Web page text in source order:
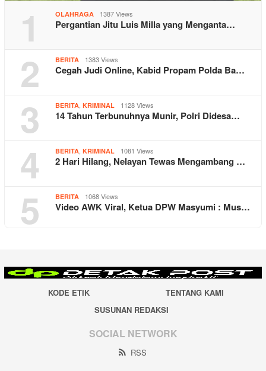
1 OLAHRAGA 1387 Views
Pergantian Jitu Luis Milla yang Menganta…
2 BERITA 1383 Views
Cegah Judi Online, Kabid Propam Polda Ba…
3 BERITA KRIMINAL 1128 Views
14 Tahun Terbunuhnya Munir, Polri Didesa…
4 BERITA KRIMINAL 1081 Views
2 Hari Hilang, Nelayan Tewas Mengambang …
5 BERITA 1068 Views
Video AWK Viral, Ketua DPW Masyumi : Mus…
KODE ETIK
TENTANG KAMI
SUSUNAN REDAKSI
SOCIAL NETWORK
RSS